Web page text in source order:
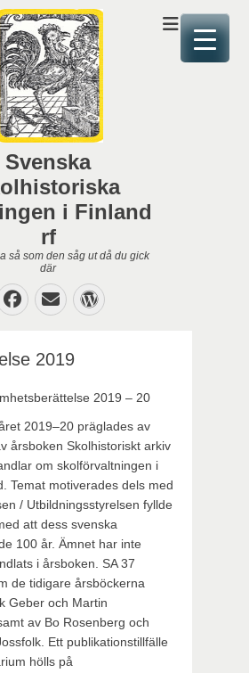
Svenska
i Finland
rf
så som den såg ut då du gick
där
Facebook
E-
post
WordPress
2019
2019 – 20
2019–20 präglades av
årsboken Skolhistoriskt arkiv
om skolförvaltningen i
Temat motiverades dels med
/ Utbildningsstyrelsen fyllde
att dess svenska
100 år. Ämnet har inte
i årsboken. SA 37
de tidigare årsböckerna
Geber och Martin
av Bo Rosenberg och
Ett publikationstillfälle
hölls på